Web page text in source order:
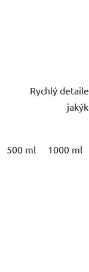
Rychlý
500 ml 1000 ml